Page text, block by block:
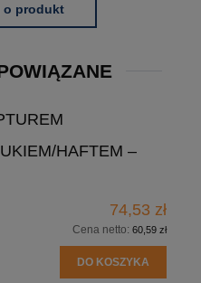
o produkt
HAFTEM –
74,53 zł
Cena netto: 60,59 zł
DO KOSZYKA